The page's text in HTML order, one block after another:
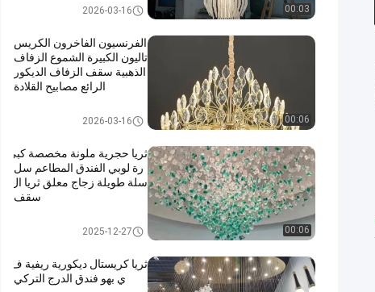
00:03
2026-03-16
00:06
الفرنسيون الفاخرون الكريس
تاليون الكبيرة الشموع الزفاف
الذهبية سقف الزفاف الديكور
الرائع مصابيح القلادة
2026-03-16
00:06
ثريا حجرية ملونة مخصصة كبي
رة لوبي الفندق المطاعم سل
سلة طويلة زجاج معلق ثريا ال
سقف
2025-12-27
ثريا كريستال ديكورية ريفية ف
ي بهو فندق الدرج التركي